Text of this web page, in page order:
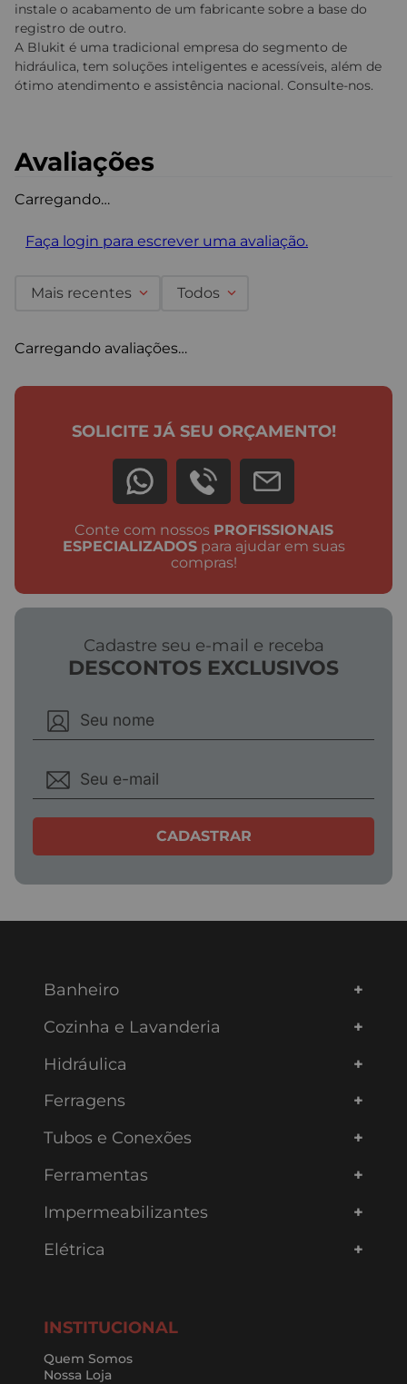
instale o acabamento de um fabricante sobre a base do
registro de outro.
A Blukit é uma tradicional empresa do segmento de
hidráulica, tem soluções inteligentes e acessíveis, além de
ótimo atendimento e assistência nacional. Consulte-nos.
Avaliações
Carregando…
Faça login para escrever uma avaliação.
Mais recentes Todos
Carregando avaliações…
Conte com nossos PROFISSIONAIS
ESPECIALIZADOSpara ajudar em suas
compras!
SOLICITE JÁ SEU ORÇAMENTO!
Cadastre seu e-mail e receba
DESCONTOS EXCLUSIVOS
CADASTRAR
Banheiro
Cozinha e Lavanderia
Hidráulica
Ferragens
Tubos e Conexões
Ferramentas
Impermeabilizantes
Elétrica
INSTITUCIONAL
Quem Somos
Nossa Loja